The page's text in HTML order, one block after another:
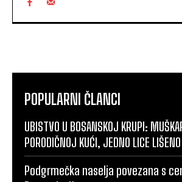
POPULARNI ČLANCI
UBISTVO U BOSANSKOJ KRUPI:
PORODIČNOJ KUĆI, JEDNO LICE
Podgrmečka naselja povezana s